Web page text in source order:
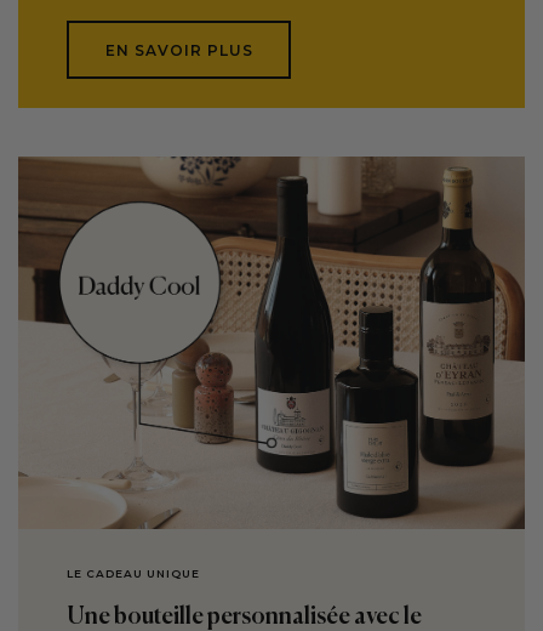
EN SAVOIR PLUS
LE CADEAU UNIQUE
Une bouteille personnalisée avec le